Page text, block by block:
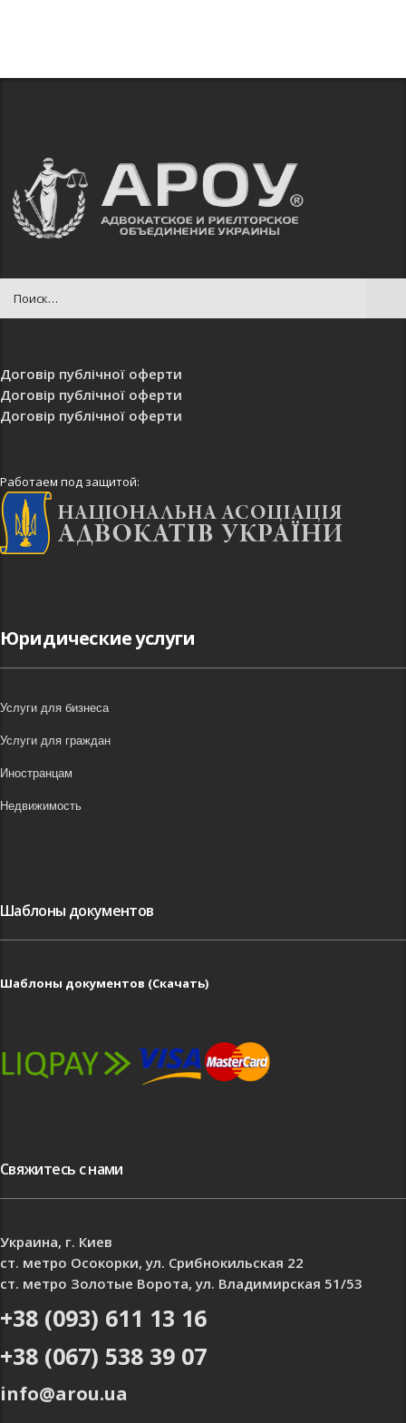
Договір публічної оферти
Договір публічної оферти
Договір публічної оферти
Работаем под защитой:
Юридические услуги
Услуги для бизнеса
Услуги для граждан
Иностранцам
Недвижимость
Шаблоны документов
Шаблоны документов (Скачать)
Свяжитесь с нами
Украина, г. Киев
ст. метро Осокорки, ул. Срибнокильская 22
ст. метро Золотые Ворота, ул. Владимирская 51/53
+38 (093) 611 13 16
+38 (067) 538 39 07
info@arou.ua